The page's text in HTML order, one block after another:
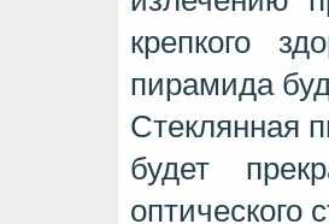
крепкого
пирамида
Стеклянная
будет
оптического